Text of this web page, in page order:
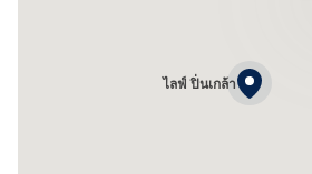
ไลฟ์ ปิ่นเกล้า